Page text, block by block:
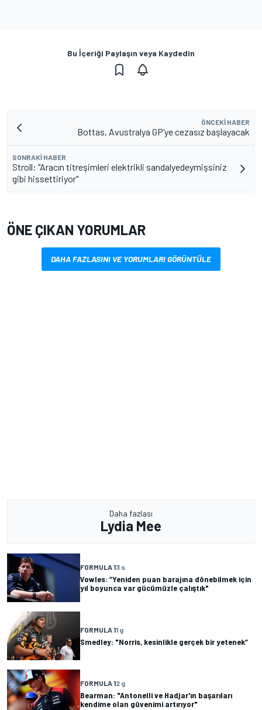
Bu İçeriği Paylaşın veya Kaydedin
ÖNCEKI HABER
Bottas, Avustralya GP’ye cezasız başlayacak
SONRAKI HABER
Stroll: "Aracın titreşimleri elektrikli sandalyedeymişsiniz
gibi hissettiriyor"
ÖNE ÇIKAN YORUMLAR
DAHA FAZLASINI VE YORUMLARI GÖRÜNTÜLE
Daha fazlası
Lydia Mee
FORMULA 13 s
Vowles: “Yeniden puan barajına dönebilmek için
yıl boyunca var gücümüzle çalıştık"
FORMULA 11 g
Smedley: "Norris, kesinlikle gerçek bir yetenek”
FORMULA 12 g
Bearman: "Antonelli ve Hadjar'ın başarıları
kendime olan güvenimi artırıyor"